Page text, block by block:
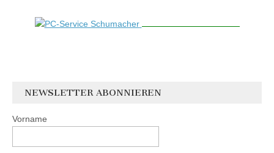
NEWSLETTER ABONNIEREN
Vorname